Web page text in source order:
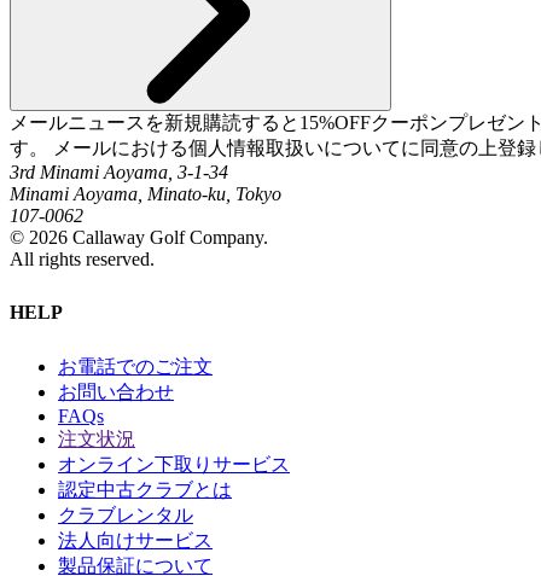
メールニュースを新規購読すると15%OFFクーポンプレゼ
す。 メールにおける個人情報取扱いについてに同意の上登
3rd Minami Aoyama, 3-1-34
Minami Aoyama, Minato-ku, Tokyo
107-0062
© 2026 Callaway Golf Company.
All rights reserved.
HELP
お電話でのご注文
お問い合わせ
FAQs
注文状況
オンライン下取りサービス
認定中古クラブとは
クラブレンタル
法人向けサービス
製品保証について